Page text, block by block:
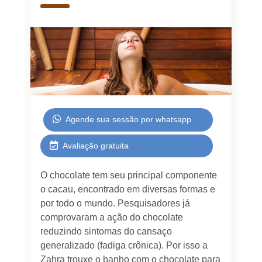
Agende sua sessão por whatsapp
Avaliação gratuita
O chocolate tem seu principal componente
o cacau, encontrado em diversas formas e
por todo o mundo. Pesquisadores já
comprovaram a ação do chocolate
reduzindo sintomas do cansaço
generalizado (fadiga crônica). Por isso a
Zahra trouxe o banho com o chocolate para